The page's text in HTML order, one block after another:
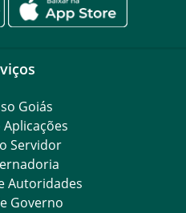
Goiás
Aplicações
Servidor
Autoridades
Governo